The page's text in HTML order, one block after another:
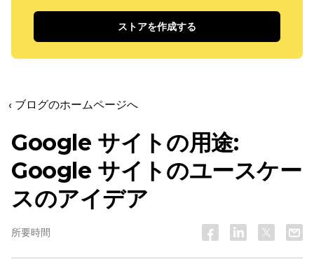
ストアを作成する
‹ ブログのホームページへ
Google サイトの用途:
Google サイトのユースケー
スのアイデア
所要時間